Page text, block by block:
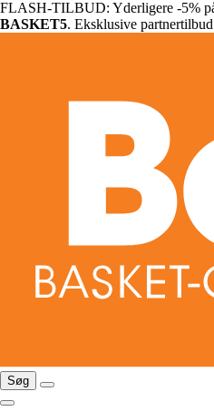
FLASH-TILBUD: Yderligere -5%
BASKET5. Eksklusive partnertilbud
Søg